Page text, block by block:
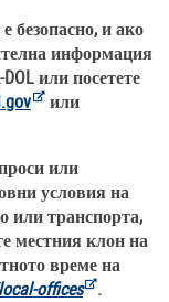
безопасно, и ако
информация
или посетете
или
или
условия на
или транспорта,
местния клон на
време на
offices .